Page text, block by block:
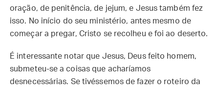
oração, de penitência, de jejum, e Jesus também fez
isso. No início do seu ministério, antes mesmo de
começar a pregar, Cristo se recolheu e foi ao deserto.
É interessante notar que Jesus, Deus feito homem,
submeteu-se a coisas que acharíamos
desnecessárias. Se tivéssemos de fazer o roteiro da